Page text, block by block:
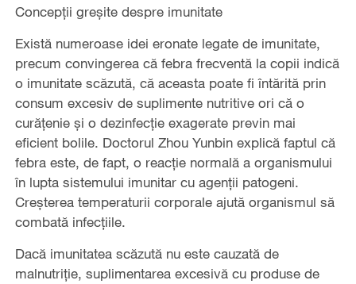
Concepții greșite despre imunitate
Există numeroase idei eronate legate de imunitate,
precum convingerea că febra frecventă la copii indică
o imunitate scăzută, că aceasta poate fi întărită prin
consum excesiv de suplimente nutritive ori că o
curățenie și o dezinfecție exagerate previn mai
eficient bolile. Doctorul Zhou Yunbin explică faptul că
febra este, de fapt, o reacție normală a organismului
în lupta sistemului imunitar cu agenții patogeni.
Creșterea temperaturii corporale ajută organismul să
combată infecțiile.
Dacă imunitatea scăzută nu este cauzată de
malnutriție, suplimentarea excesivă cu produse de